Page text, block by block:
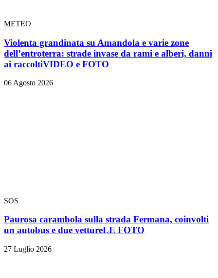
METEO
Violenta grandinata su Amandola e varie zone
dell’entroterra: strade invase da rami e alberi, danni
ai raccoltiVIDEO e FOTO
06 Agosto 2026
SOS
Paurosa carambola sulla strada Fermana, coinvolti
un autobus e due vettureLE FOTO
27 Luglio 2026